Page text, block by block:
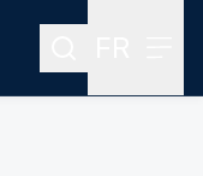
Rechercher